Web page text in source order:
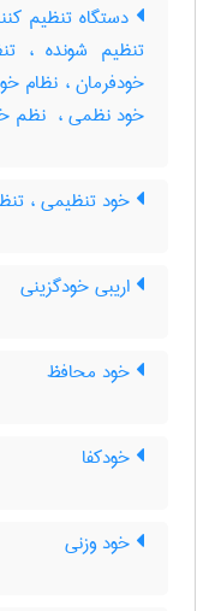
دستگاه تنظیم
تنظیم شونده ،
خودفرمان ، نظام
خود نظمی ، ‌ نظم
خود تنظیمی ،
اریبی خودگزینی
خود محافظ
خودکفا
خود وزنی